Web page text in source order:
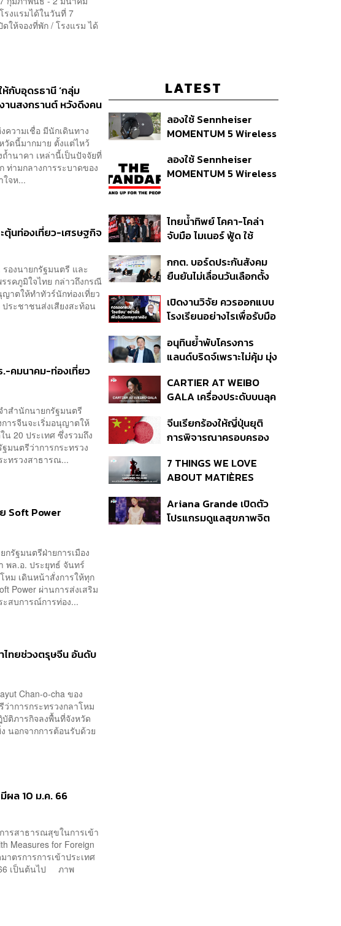
รงแรมได้ในวันที่ 7
ให้จองที่พัก / โรงแรม ได้
กับอุดรธานี ‘กลุ่ม
านสงกรานต์ หวังดึงคน
ความเชื่อ มีนักเดินทาง
วัดนี้มากมาย ตั้งแต่ไหว้
ำนาคา เหล่านี้เป็นปัจจัยที่
ท่ามกลางการระบาดของ
จห...
ตุ้นท่องเที่ยว-เศรษฐกิจ
องนายกรัฐมนตรี และ
รคภูมิใจไทย กล่าวถึงกรณี
าตให้ทำทัวร์นักท่องเที่ยว
ประชาชนส่งเสียงสะท้อน
.-คมนาคม-ท่องเที่ยว
สำนักนายกรัฐมนตรี
ารจีนจะเริ่มอนุญาตให้
20 ประเทศ ซึ่งรวมถึง
มนตรีว่าการกระทรวง
ทรวงสาธารณ...
Soft Power
รัฐมนตรีฝ่ายการเมือง
พล.อ. ประยุทธ์ จันทร์
หม เดินหน้าสั่งการให้ทุก
Power ผ่านการส่งเสริม
สบการณ์การท่อง...
ไทยช่วงตรุษจีน อันดับ
Chan-o-cha ของ
าการกระทรวงกลาโหม
ติภารกิจลงพื้นที่จังหวัด
นอกจากการต้อนรับด้วย
ผล 10 ม.ค. 66
รสาธารณสุขในการเข้า
Measures for Foreign
าตรการการเข้าประเทศ
เป็นต้นไป ภาพ
LATEST
ลองใช้ Sennheiser
MOMENTUM 5 Wireless
ถอดเปลี่ยนแบตเองได้
ก่อนกฎ EU บังคับปีหน้า
ลองใช้ Sennheiser
MOMENTUM 5 Wireless
ก่อนกฎ EU บังคับปีหน้า
ไทยน้ำทิพย์ โคคา-โคล่า
จับมือ ไมเนอร์ ฟู้ด ใช้
พัน Music Marketing ใน
ปีที่ธุรกิจร้านอาหารโต
กกต. บอร์ดประกันสังคม
ยืนยันไม่เลื่อนวันเลือกตั้ง
ตามคำสั่งทุเลาของศาล
เปิดงานวิจัย ควรออกแบบ
โรงเรียนอย่างไรเพื่อรับมือ
อนุทินย้ำพับโครงการ
แลนด์บริดจ์เพราะไม่คุ้ม มุ่ง
รองรับอ่าวไทย-อันดามัน
CARTIER AT WEIBO
GALA เครื่องประดับบนลุค
สำคัญ
จีนเรียกร้องให้ญี่ปุ่นยุติ
การพิจารณาครอบครอง
7 THINGS WE LOVE
ABOUT MATIÈRES
Ariana Grande เปิดตัว
โปรแกรมดูแลสุขภาพจิต